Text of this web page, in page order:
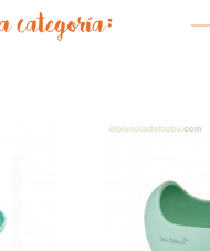
categoría: